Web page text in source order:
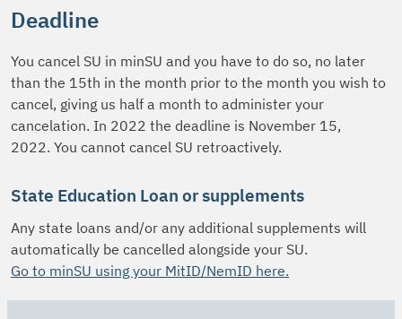
Deadline
You cancel SU in minSU and you have to do so, no later
than the 15th in the month prior to the month you wish to
cancel, giving us half a month to administer your
cancelation. In 2022 the deadline is November 15,
2022. You cannot cancel SU retroactively.
State Education Loan or supplements
Any state loans and/or any additional supplements will
automatically be cancelled alongside your SU.
Go to minSU using your MitID/NemID here.